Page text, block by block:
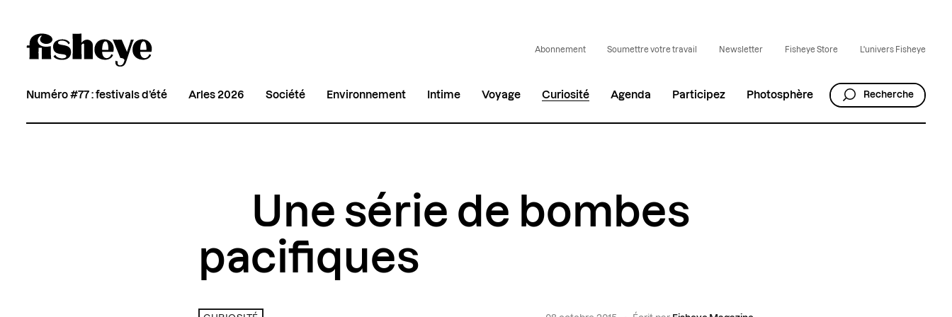
Abonnement Soumettre votre travail Newsletter Fisheye Store L'univers Fisheye
Numéro #77 : festivals d’été Arles 2026 Société Environnement Intime Voyage Curiosité Agenda Participez Photosphère Recherche
Une série de bombes
pacifiques